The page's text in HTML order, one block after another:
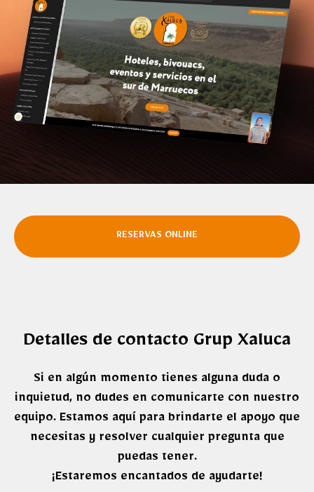
RESERVAS ONLINE
Detalles de contacto Grup Xaluca
Si en algún momento tienes alguna duda o
inquietud, no dudes en comunicarte con nuestro
equipo. Estamos aquí para brindarte el apoyo que
necesitas y resolver cualquier pregunta que
puedas tener.
¡Estaremos encantados de ayudarte!